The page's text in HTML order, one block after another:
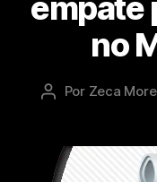
no
Por Zeca